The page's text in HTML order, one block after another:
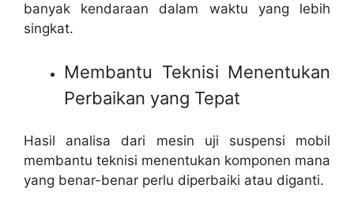
banyak kendaraan dalam waktu yang lebih
singkat.
Membantu Teknisi Menentukan
Perbaikan yang Tepat
Hasil analisa dari mesin uji suspensi mobil
membantu teknisi menentukan komponen mana
yang benar-benar perlu diperbaiki atau diganti.